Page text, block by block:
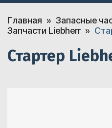
Главная
Запасные
Запчасти Liebherr
Стартер